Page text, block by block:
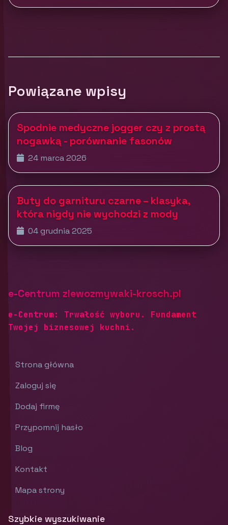
Powiązane wpisy
Spodnie medyczne jogger czy z prostą
nogawką - porównanie fasonów
24 marca 2026
Buty do garnituru czarne – klasyka,
która nigdy nie wychodzi z mody
04 grudnia 2025
e-Centrum zlewozmywaki-krosch.pl
e-Centrum: Trwałość wyboru. Fundament
Twojej biznesowej kuchni.
Strona główna
Zaloguj się
Dodaj firmę
Przypomnij hasło
Blog
Kontakt
Mapa strony
Szybkie wyszukiwanie